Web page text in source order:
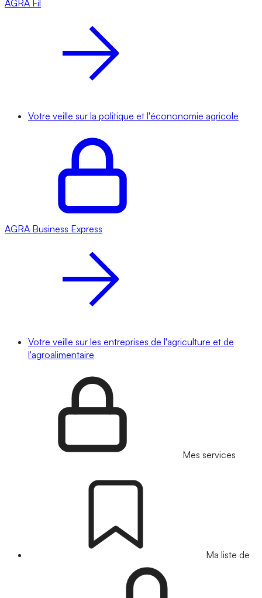
AGRA Fil
Votre veille sur la politique et l'écononomie agricole
AGRA Business Express
Votre veille sur les entreprises de l'agriculture et de
l'agroalimentaire
Mes services
Ma liste de